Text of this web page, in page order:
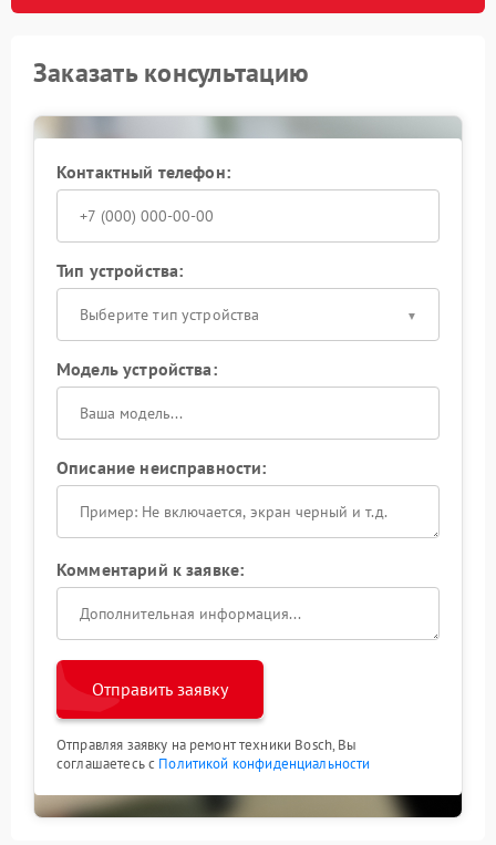
Заказать консультацию
Контактный телефон:
Тип устройства:
Выберите тип устройства
Модель устройства:
Описание неисправности:
Комментарий к заявке:
Отправить заявку
Отправляя заявку на ремонт техники Bosch, Вы
соглашаетесь с Политикой конфиденциальности